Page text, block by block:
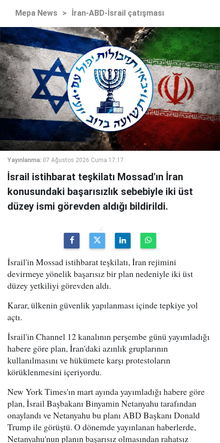
Mepa News > İran-ABD-İsrail çatışması
Yayınlanma: 07 Ağustos 2026 Cuma 17:17
İsrail istihbarat teşkilatı Mossad'ın İran
konusundaki başarısızlık sebebiyle iki üst
düzey ismi görevden aldığı bildirildi.
İsrail'in Mossad istihbarat teşkilatı, İran rejimini
devirmeye yönelik başarısız bir plan nedeniyle iki üst
düzey yetkiliyi görevden aldı.
Karar, ülkenin güvenlik yapılanması içinde tepkiye yol
açtı.
İsrail'in Channel 12 kanalının perşembe günü yayımladığı
habere göre plan, İran'daki azınlık gruplarının
kullanılmasını ve hükümete karşı protestoların
körüklenmesini içeriyordu.
New York Times'ın mart ayında yayımladığı habere göre
plan, İsrail Başbakanı Binyamin Netanyahu tarafından
onaylandı ve Netanyahu bu planı ABD Başkanı Donald
Trump ile görüştü. O dönemde yayınlanan haberlerde,
Netanyahu'nun planın başarısız olmasından rahatsız